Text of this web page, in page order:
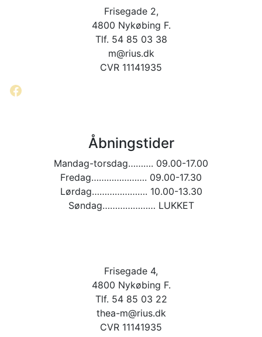
Frisegade 2,
4800 Nykøbing F.
Tlf. 54 85 03 38
m@rius.dk
CVR 11141935
Facebook
Åbningstider
Mandag-torsdag………. 09.00-17.00
Fredag…………………. 09.00-17.30
Lørdag…………………. 10.00-13.30
Søndag………………… LUKKET
Frisegade 4,
4800 Nykøbing F.
Tlf. 54 85 03 22
thea-m@rius.dk
CVR 11141935